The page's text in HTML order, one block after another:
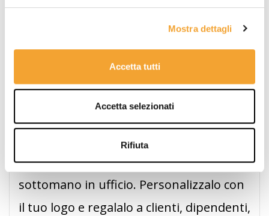
Mostra dettagli
Accetta tutti
Accetta selezionati
Rifiuta
ecologica riciclataper un uso a basso impatto
dalle aziende green che vogliono
allo stesso tempo omaggiare i clienti con un
oggetto pratico e sempre utile in ufficio.
Un planner dalle dimensioni discrete
(200x95 mm) da avere sempre
sottomano in ufficio. Personalizzalo con
il tuo logo e regalalo a clienti, dipendenti,